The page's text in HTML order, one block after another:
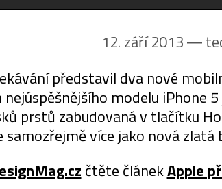
12. září 2013 ―
představil dva nové
modelu iPhone
prstů zabudovaná v tlačítku
samozřejmě více jako nová
čtěte článekApple